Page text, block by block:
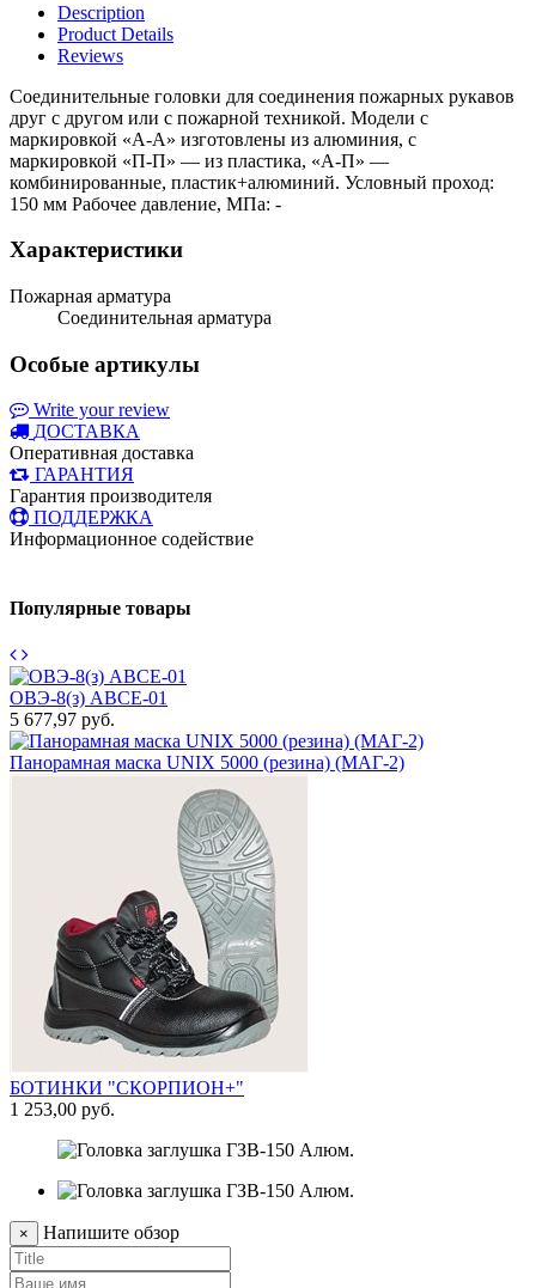
Description
Product Details
Reviews
Соединительные головки для соединения пожарных рукавов
друг с другом или с пожарной техникой. Модели с
маркировкой «А-А» изготовлены из алюминия, с
маркировкой «П-П» — из пластика, «А-П» —
комбинированные, пластик+алюминий. Условный проход:
150 мм Рабочее давление, МПа: -
Характеристики
Пожарная арматура
Соединительная арматура
Особые артикулы
Write your review
ДОСТАВКА
Оперативная доставка
ГАРАНТИЯ
Гарантия производителя
ПОДДЕРЖКА
Информационное содействие
Популярные товары
ОВЭ-8(з) АВCЕ-01
5 677,97 руб.
Панорамная маска UNIX 5000 (резина) (МАГ-2)
БОТИНКИ "СКОРПИОН+"
1 253,00 руб.
× Напишите обзор